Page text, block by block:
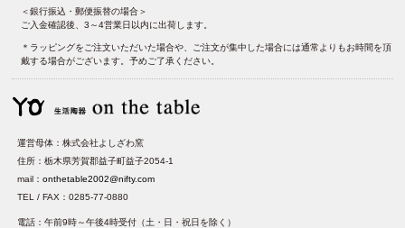
＜銀行振込・郵便振替の場合＞
ご入金確認後、3～4営業日以内に出荷します。
＊ラッピングをご注文いただいた場合や、ご注文が集中した場合には通常よりもお時間を頂
戴する場合がございます。予めご了承ください。
運営母体：株式会社よしざわ窯
住所：栃木県芳賀郡益子町益子2054-1
mail：onthetable2002@nifty.com
TEL / FAX：0285-77-0880
電話：午前9時～午後4時受付（土・日・祝日を除く）